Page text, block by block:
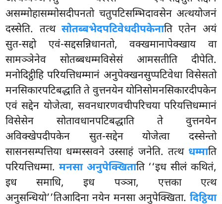
असम्मोहासम्मोसदीपनतो चतुपटिसम्भिदावसेन अत्थयोजनं
दस्सेति. तत्थ सोतब्बभेदपटिवेधदीपकेनाति एतेन अयं
सुत-सद्दो एवं-सद्दसन्निधानतो, वक्खमानापेक्खाय वा
सामञ्ञेनेव सोतब्बधम्मविसेसं आमसतीति दीपेति.
मनोदिट्ठीहि परियत्तिधम्मानं अनुपेक्खनसुप्पटिवेधा विसेसतो
मनसिकारपटिबद्धाति ते वुत्तनयेन योनिसोमनसिकारदीपकेन
एवं सद्देन योजेत्वा, सवनधारणवचीपरिचया परियत्तिधम्मानं
विसेसेन सोतावधानपटिबद्धाति ते वुत्तनयेन
अविक्खेपदीपकेन सुत-सद्देन योजेत्वा दस्सेन्तो
सासनसम्पत्तिया धम्मस्सवने उस्साहं जनेति. तत्थ धम्माति
परियत्तिधम्मा. मनसा अनुपेक्खिताति ‘‘इध सीलं कथितं,
इध समाधि, इध पञ्ञा, एत्तका एत्थ
अनुसन्धियो’’तिआदिना नयेन मनसा अनुपेक्खिता. दिट्ठिया